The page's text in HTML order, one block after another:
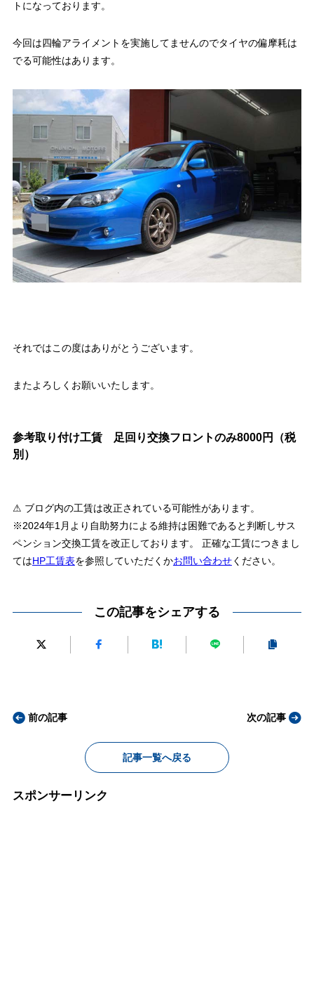
トになっております。
今回は四輪アライメントを実施してませんのでタイヤの偏摩耗は
でる可能性はあります。
それではこの度はありがとうございます。
またよろしくお願いいたします。
参考取り付け工賃 足回り交換フロントのみ8000円（税
別）
⚠ ブログ内の工賃は改正されている可能性があります。
※2024年1月より自助努力による維持は困難であると判断しサス
ペンション交換工賃を改正しております。 正確な工賃につきまし
てはHP工賃表を参照していただくかお問い合わせください。
この記事をシェアする
前の記事
記事一覧へ戻る
次の記事
スポンサーリンク